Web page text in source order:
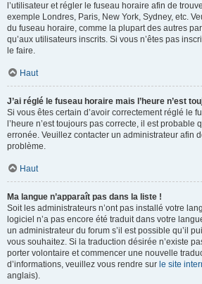
l’utilisateur et régler le fuseau horaire afin de
exemple Londres, Paris, New York, Sydney, etc.
du fuseau horaire, comme la plupart des autres
qu’aux utilisateurs inscrits. Si vous n’êtes pas
le faire.
Haut
J’ai réglé le fuseau horaire mais l’heure n’est
Si vous êtes certain d’avoir correctement réglé le
l’heure n’est toujours pas correcte, il est probable
erronée. Veuillez contacter un administrateur afin
problème.
Haut
Ma langue n’apparaît pas dans la liste !
Soit les administrateurs n’ont pas installé votre
logiciel n’a pas encore été traduit dans votre
un administrateur du forum s’il est possible qu’il
vous souhaitez. Si la traduction désirée n’existe
porter volontaire et commencer une nouvelle
d’informations, veuillez vous rendre sur le site
anglais).